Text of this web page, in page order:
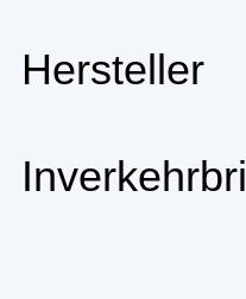
Hersteller